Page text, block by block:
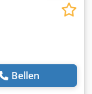
Bellen